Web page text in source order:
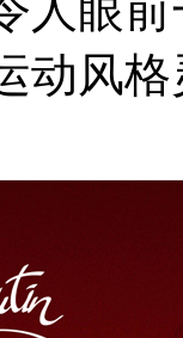
动风格